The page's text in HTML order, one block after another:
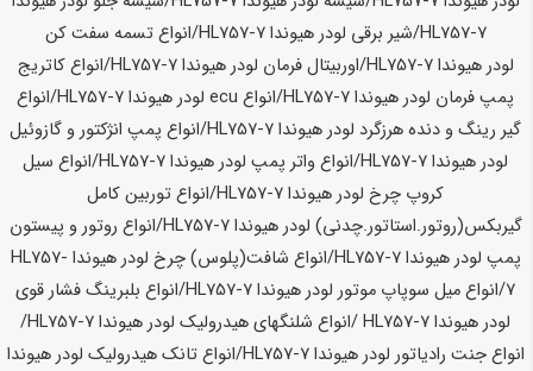
HL757-7/شیر برقی لودرهیوندا HL757-7
/انواع تسمه سفت کن
لودرهیوندا HL757-7 /اوربیتال فرمان لودرهیوندا HL757-7
/انواع کاتریج
پمپ فرمان لودرهیوندا HL757-7 /انواع ecu لودر هیوندا HL757-7
/انواع
گیر رینگ و دنده هرزگرد لودرهیوندا HL757-7
/انواع پمپ انژکتور و گازوئیل
لودرهیوندا HL757-7 /انواع واتر پمپ لودرهیوندا HL757-7
/انواع سیل
کروپ چرخ لودرهیوندا HL757-7
/انواع توربین کامل
گیربکس(روتور.استاتور.چدنی) لودرهیوندا HL757-7
/انواع روتور و پیستون
پمپ لودرهیوندا HL757-7 /انواع شافت(پلوس) چرخ لودر
هیوندا HL757-
7/انواع میل سوپاپ موتور لودرهیوندا HL757-7
/انواع بلبرینگ فشار قوی
لودرهیوندا HL757-7 /انواع شلنگهای هیدرولیک لودرهیوندا HL757-7
/
انواع جنت رادیاتور لودرهیوندا HL757-7 /انواع تانک هیدرولیک لودرهیوندا